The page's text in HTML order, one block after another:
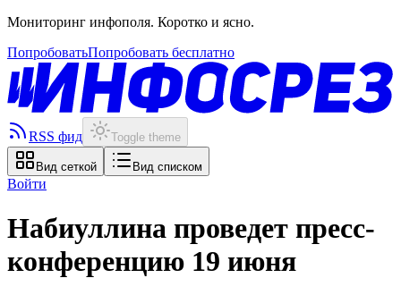
Мониторинг инфополя. Коротко и ясно.
ПопробоватьПопробовать бесплатно
RSS фид Toggle theme
Вид сеткой Вид списком
Войти
Набиуллина проведет пресс-
конференцию 19 июня